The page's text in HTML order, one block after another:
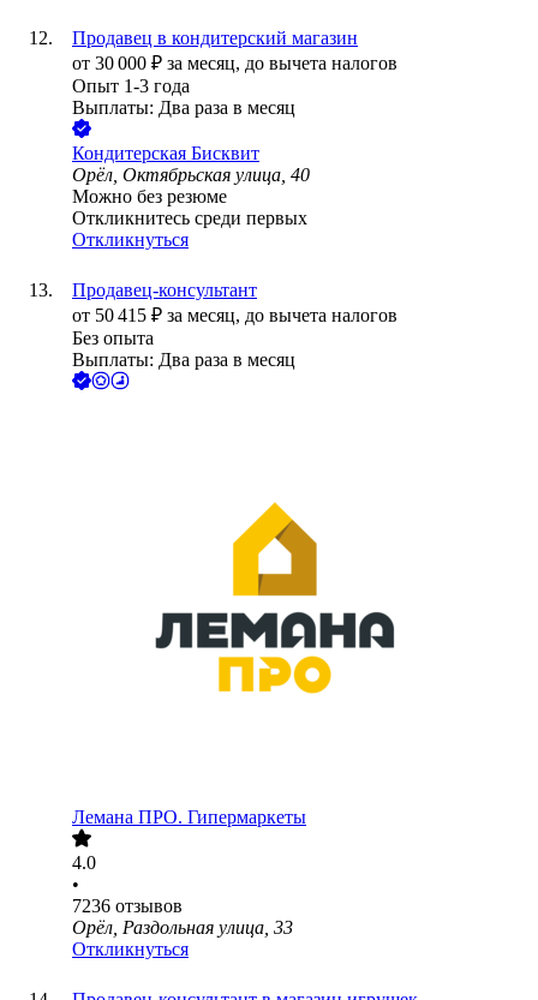
Продавец в кондитерский магазин
от 30 000 ₽ за месяц, до вычета налогов
Опыт 1-3 года
Выплаты: Два раза в месяц
Кондитерская Бисквит
Орёл, Октябрьская улица, 40
Можно без резюме
Откликнитесь среди первых
Откликнуться
Продавец-консультант
от 50 415 ₽ за месяц, до вычета налогов
Без опыта
Выплаты: Два раза в месяц
Лемана ПРО. Гипермаркеты
4.0
•
7236 отзывов
Орёл, Раздольная улица, 33
Откликнуться